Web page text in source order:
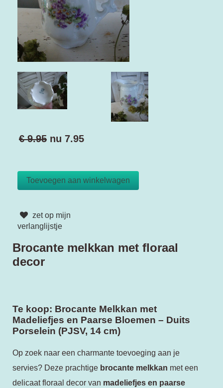
€ 9.95 nu 7.95
zet op mijn
verlanglijstje
Brocante melkkan met floraal
decor
Te koop: Brocante Melkkan met
Madeliefjes en Paarse Bloemen – Duits
Porselein (PJSV, 14 cm)
Op zoek naar een charmante toevoeging aan je
servies? Deze prachtige brocante melkkan met een
delicaat floraal decor van madeliefjes en paarse